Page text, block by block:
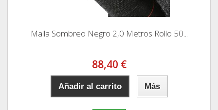
Malla Sombreo Negro 2,0 Metros Rollo 50...
88,40 €
Añadir al carrito Más